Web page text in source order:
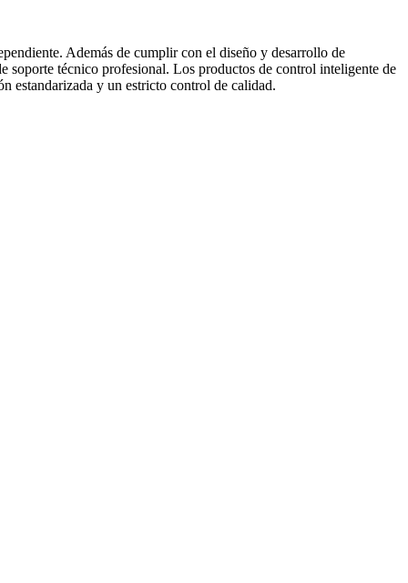
Además de cumplir con el diseño y desarrollo de
soporte técnico profesional. Los productos de control inteligente de
estandarizada y un estricto control de calidad.